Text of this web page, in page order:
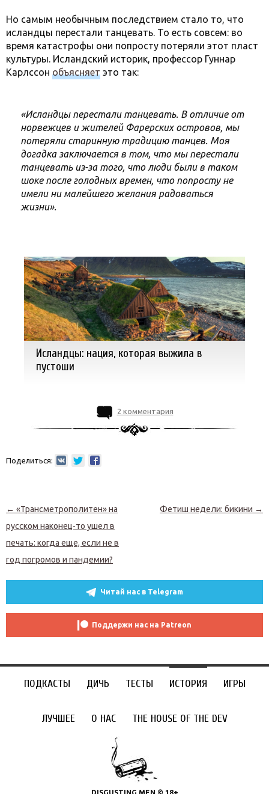
Но самым необычным последствием стало то, что
исландцы перестали танцевать. То есть совсем: во
время катастрофы они попросту потеряли этот пласт
культуры. Исландский историк, профессор Гуннар
Карлссон объясняет это так:
«Исландцы перестали танцевать. В отличие от
норвежцев и жителей Фарерских островов, мы
потеряли старинную традицию танцев. Моя
догадка заключается в том, что мы перестали
танцевать из-за того, что люди были в таком
шоке после голодных времен, что попросту не
имели ни малейшего желания радоваться
жизни».
Исландцы: нация, которая выжила в
пустоши
2 комментария
Поделиться:
Навигация по записям
← «Трансметрополитен» на
русском наконец-то ушел в
печать: когда еще, если не в
год погромов и пандемии?
Фетиш недели: бикини →
Читай нас в Telegram
Поддержи нас на Patreon
ПОДКАСТЫ ДИЧЬ ТЕСТЫ ИСТОРИЯ ИГРЫ
ЛУЧШЕЕ О НАС THE HOUSE OF THE DEV